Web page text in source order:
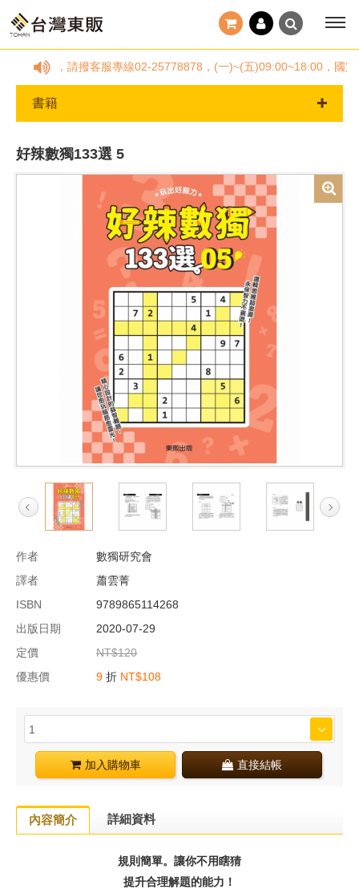
疑問，請撥客服專線02-25778878，(一)~(五)09:00~18:00，國定假
書籍
好辣數獨133選 5
作者
數獨研究會
譯者
蕭雲菁
ISBN
9789865114268
出版日期
2020-07-29
定價
NT$120
優惠價
9 折 NT$108
加入購物車 直接結帳
內容簡介 詳細資料
規則簡單。讓你不用瞎猜
提升合理解題的能力！